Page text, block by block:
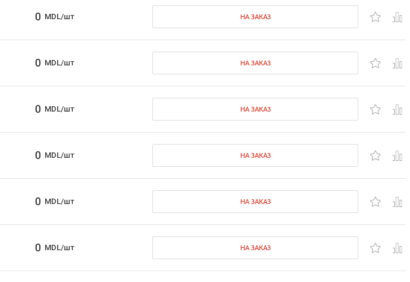
0 MDL/шт НА ЗАКАЗ
0 MDL/шт НА ЗАКАЗ
0 MDL/шт НА ЗАКАЗ
0 MDL/шт НА ЗАКАЗ
0 MDL/шт НА ЗАКАЗ
0 MDL/шт НА ЗАКАЗ